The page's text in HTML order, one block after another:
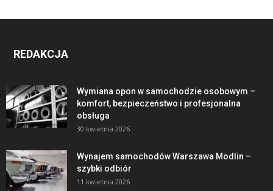
REDAKCJA
Wymiana opon w samochodzie osobowym –
komfort, bezpieczeństwo i profesjonalna
obsługa
30 kwietnia 2026
Wynajem samochodów Warszawa Modlin –
szybki odbiór
11 kwietnia 2026